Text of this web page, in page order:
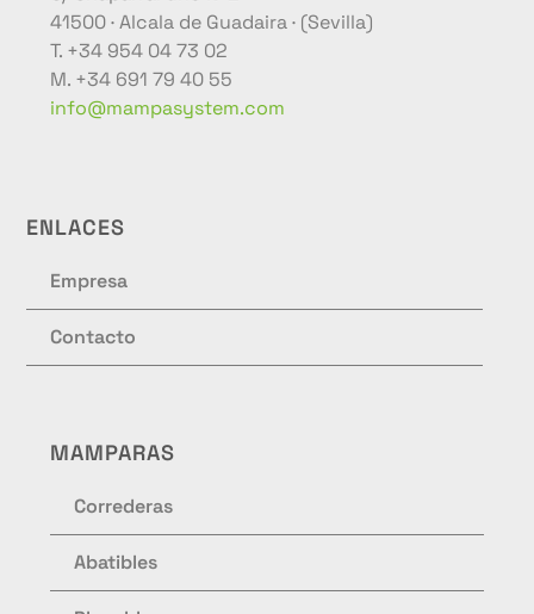
41500 · Alcala de Guadaira · (Sevilla)
T. +34 954 04 73 02
M. +34 691 79 40 55
info@mampasystem.com
ENLACES
Empresa
Contacto
MAMPARAS
Correderas
Abatibles